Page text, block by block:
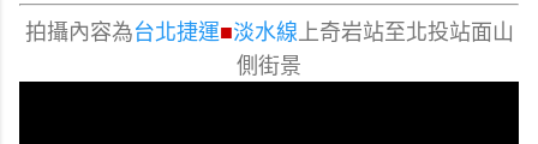
拍攝內容為台北捷運■淡水線 上奇岩站至北投站面山
側街景